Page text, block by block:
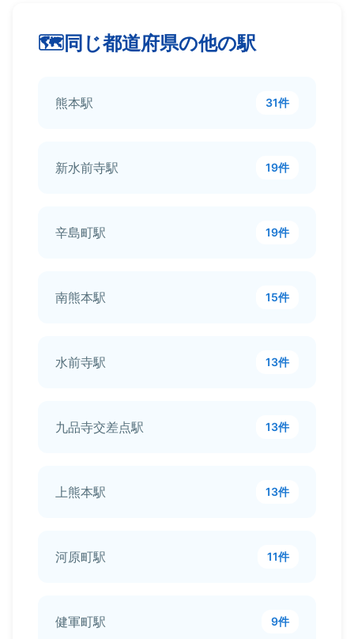
同じ都道府県の他の駅
熊本駅 31件
新水前寺駅 19件
辛島町駅 19件
南熊本駅 15件
水前寺駅 13件
九品寺交差点駅 13件
上熊本駅 13件
河原町駅 11件
健軍町駅 9件